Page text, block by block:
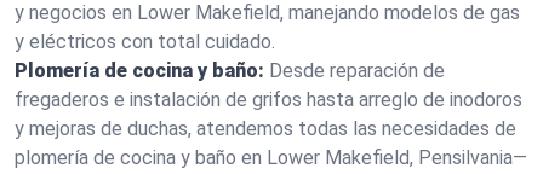
y negocios en Lower Makefield, manejando modelos de gas
y eléctricos con total cuidado.
Plomería de cocina y baño: Desde reparación de
fregaderos e instalación de grifos hasta arreglo de inodoros
y mejoras de duchas, atendemos todas las necesidades de
plomería de cocina y baño en Lower Makefield, Pensilvania—